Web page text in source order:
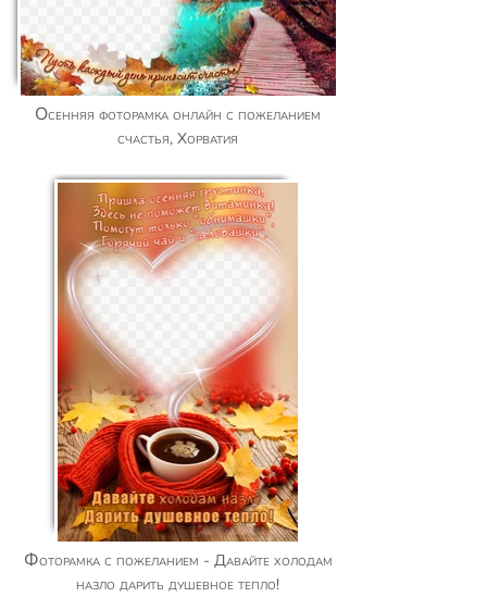
Осенняя фоторамка онлайн с пожеланием
счастья, Хорватия
Фоторамка с пожеланием - Давайте холодам
назло дарить душевное тепло!